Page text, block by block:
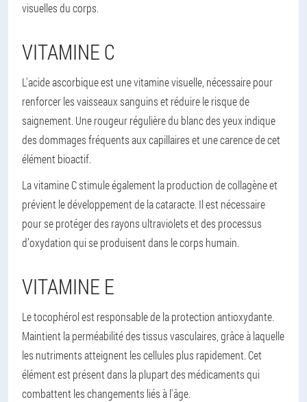
visuelles du corps.
VITAMINE C
L'acide ascorbique est une vitamine visuelle, nécessaire pour
renforcer les vaisseaux sanguins et réduire le risque de
saignement. Une rougeur régulière du blanc des yeux indique
des dommages fréquents aux capillaires et une carence de cet
élément bioactif.
La vitamine C stimule également la production de collagène et
prévient le développement de la cataracte. Il est nécessaire
pour se protéger des rayons ultraviolets et des processus
d’oxydation qui se produisent dans le corps humain.
VITAMINE E
Le tocophérol est responsable de la protection antioxydante.
Maintient la perméabilité des tissus vasculaires, grâce à laquelle
les nutriments atteignent les cellules plus rapidement. Cet
élément est présent dans la plupart des médicaments qui
combattent les changements liés à l'âge.